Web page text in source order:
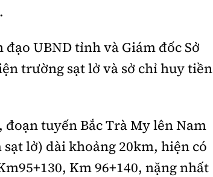
UBND tỉnh và Giám đốc Sở
trường sạt lở và sở chỉ huy tiền
đoạn tuyến Bắc Trà My lên Nam
lở) dài khoảng 20km, hiện có
Km 96+140, nặng nhất